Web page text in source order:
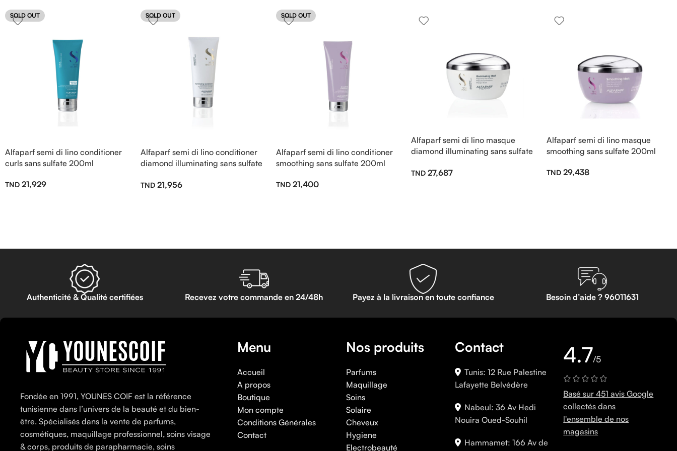
SOLD OUT
Alfaparf semi di lino conditioner
curls sans sulfate 200ml
21,929
SOLD OUT
Alfaparf semi di lino conditioner
diamond illuminating sans sulfate
21,956
SOLD OUT
Alfaparf semi di lino conditioner
smoothing sans sulfate 200ml
21,400
Alfaparf semi di lino masque
diamond illuminating sans sulfate
27,687
Alfaparf semi di lino masque
smoothing sans sulfate 200ml
29,438
Authenticité & Qualité certifiées Recevez votre commande en 24/48h Payez à la livraison en toute confiance Besoin d’aide ? 96011631
Fondée en 1991, YOUNES COIF est la référence
tunisienne dans l’univers de la beauté et du bien-
être. Spécialisés dans la vente de parfums,
cosmétiques, maquillage professionnel, soins visage
& corps, produits de parapharmacie, soins
Menu
Accueil
A propos
Boutique
Mon compte
Conditions Générales
Contact
Nos produits
Parfums
Maquillage
Soins
Solaire
Cheveux
Hygiene
Electrobeauté
Contact
Tunis: 12 Rue Palestine
Lafayette Belvédère
Nabeul: 36 Av Hedi
Nouira Oued-Souhil
Hammamet: 166 Av de
4.7/5
Basé sur 451 avis Google
collectés dans
l'ensemble de nos
magasins